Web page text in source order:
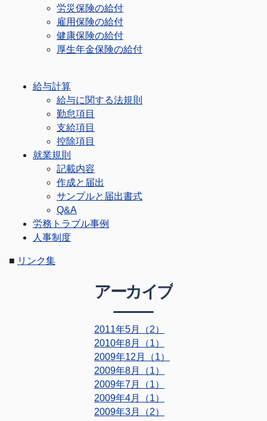
労災保険の給付
雇用保険の給付
健康保険の給付
厚生年金保険の給付
給与計算
給与に関する法規則
勤怠項目
支給項目
控除項目
就業規則
記載内容
作成と届出
サンプルと届出書式
Q&A
労務トラブル事例
人事制度
■ リンク集
アーカイブ
2011年5月（2）
2010年8月（1）
2009年12月（1）
2009年8月（1）
2009年7月（1）
2009年4月（1）
2009年3月（2）